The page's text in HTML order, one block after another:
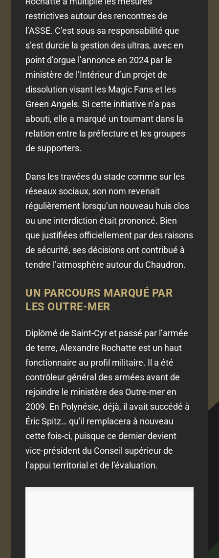
restrictives autour des rencontres de
l’ASSE. C’est sous sa responsabilité que
s’est durcie la gestion des ultras, avec en
point d’orgue l’annonce en 2024 par le
ministère de l’Intérieur d’un projet de
dissolution visant les Magic Fans et les
Green Angels. Si cette initiative n’a pas
abouti, elle a marqué un tournant dans la
relation entre la préfecture et les groupes
de supporters.
Dans les travées du stade comme sur les
réseaux sociaux, son nom revenait
régulièrement lorsqu’un nouveau huis clos
ou une interdiction était prononcé. Bien
que justifiées officiellement par des raisons
de sécurité, ses décisions ont contribué à
tendre l’atmosphère autour du Chaudron.
UN PARCOURS MARQUÉ PAR
LES OUTRE-MER
Diplômé de Saint-Cyr et passé par l’armée
de terre, Alexandre Rochatte est un haut
fonctionnaire au profil militaire. Il a été
contrôleur général des armées avant de
rejoindre le ministère des Outre-mer en
2009. En Polynésie, déjà, il avait succédé à
Éric Spitz… qu’il remplacera à nouveau
cette fois-ci, puisque ce dernier devient
vice-président du Conseil supérieur de
l’appui territorial et de l’évaluation.